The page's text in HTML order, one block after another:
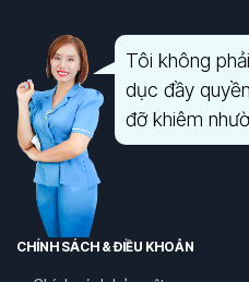
Tôi không
dục đầy
đỡ khiêm
CHÍNH SÁCH & ĐIỀU KHOẢN